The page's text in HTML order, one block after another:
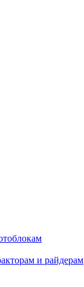
и райдерам